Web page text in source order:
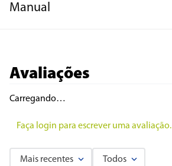
Manual
Avaliações
Carregando…
Faça login para escrever uma avaliação.
Mais recentes Todos